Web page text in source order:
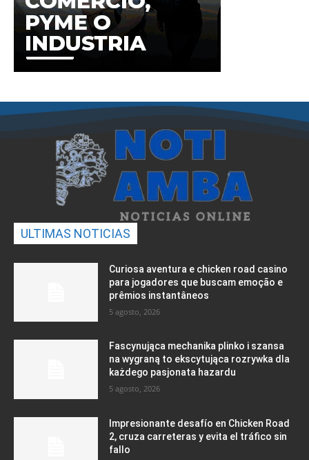
ULTIMAS NOTICIAS
Curiosa aventura e chicken road casino
para jogadores que buscam emoção e
prêmios instantâneos
5 agosto, 2026
Fascynująca mechanika plinko i szansa
na wygraną to ekscytująca rozrywka dla
każdego pasjonata hazardu
5 agosto, 2026
Impresionante desafío en Chicken Road
2, cruza carreteras y evita el tráfico sin
fallo